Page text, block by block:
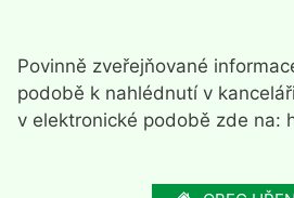
Povinně zveřejňované
podobě k nahlédnutí v
v elektronické podobě zde na: